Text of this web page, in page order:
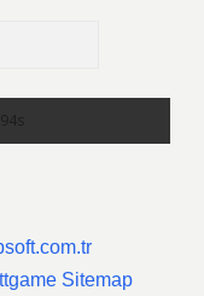
Sitemap